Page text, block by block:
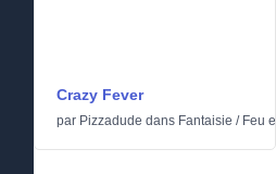
Crazy Fever
par Pizzadude dans Fantaisie / Feu